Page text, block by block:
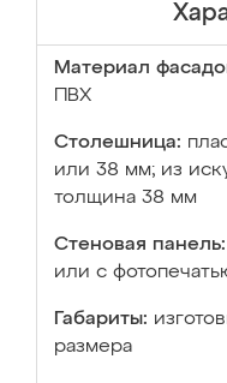
Материал
ПВХ
Столешница:
или 38 мм; из
толщина 38 мм
Стеновая панель:
или с
Габариты:
размера